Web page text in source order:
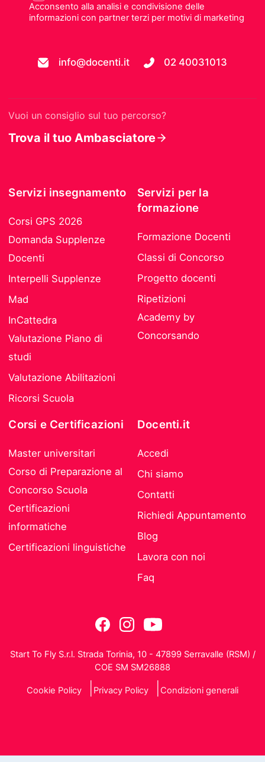
Acconsento alla analisi e condivisione delle
informazioni con partner terzi per motivi di marketing
info@docenti.it 02 40031013
Vuoi un consiglio sul tuo percorso?
Trova il tuo Ambasciatore
Servizi insegnamento
Corsi GPS 2026
Domanda Supplenze
Docenti
Interpelli Supplenze
Mad
InCattedra
Valutazione Piano di
studi
Valutazione Abilitazioni
Ricorsi Scuola
Servizi per la
formazione
Formazione Docenti
Classi di Concorso
Progetto docenti
Ripetizioni
Academy by
Concorsando
Corsi e Certificazioni
Master universitari
Corso di Preparazione al
Concorso Scuola
Certificazioni
informatiche
Certificazioni linguistiche
Docenti.it
Accedi
Chi siamo
Contatti
Richiedi Appuntamento
Blog
Lavora con noi
Faq
Start To Fly S.r.l. Strada Torinia, 10 - 47899 Serravalle (RSM) /
COE SM SM26888
Cookie Policy Privacy Policy Condizioni generali